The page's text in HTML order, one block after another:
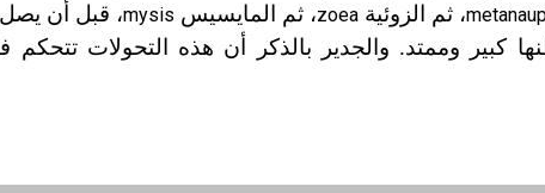
، ثم الزوئية zoea، ثم المايسيس mysis، قبل أن يصل
كبير وممتد. والجدير بالذكر أن هذه التحولات تتحكم